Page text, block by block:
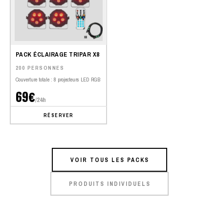
PACK ÉCLAIRAGE TRIPAR X8
200 PERSONNES
Couverture totale : 8 projecteurs LED RGB
69€/24h
RÉSERVER
VOIR TOUS LES PACKS
PRODUITS INDIVIDUELS